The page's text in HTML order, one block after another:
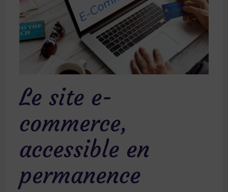
Le site e-
commerce,
accessible en
permanence